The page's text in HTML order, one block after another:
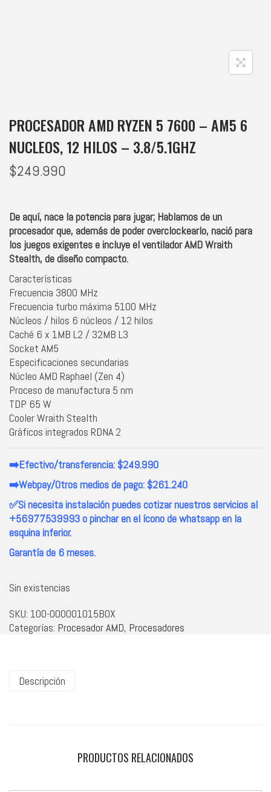
PROCESADOR AMD RYZEN 5 7600 – AM5 6
NUCLEOS, 12 HILOS – 3.8/5.1GHZ
$249.990
De aquí, nace la potencia para jugar; Hablamos de un
procesador que, además de poder overclockearlo, nació para
los juegos exigentes e incluye el ventilador AMD Wraith
Stealth, de diseño compacto.
Características
Frecuencia 3800 MHz
Frecuencia turbo máxima 5100 MHz
Núcleos / hilos 6 núcleos / 12 hilos
Caché 6 x 1MB L2 / 32MB L3
Socket AM5
Especificaciones secundarias
Núcleo AMD Raphael (Zen 4)
Proceso de manufactura 5 nm
TDP 65 W
Cooler Wraith Stealth
Gráficos integrados RDNA 2
➡️Efectivo/transferencia: $249.990
➡️Webpay/Otros medios de pago: $261.240
✅Si necesita instalación puedes cotizar nuestros servicios al
+56977539993 o pinchar en el ícono de whatsapp en la
esquina inferior.
Garantía de 6 meses.
Sin existencias
SKU: 100-000001015BOX
Categorías: Procesador AMD, Procesadores
Descripción
PRODUCTOS RELACIONADOS